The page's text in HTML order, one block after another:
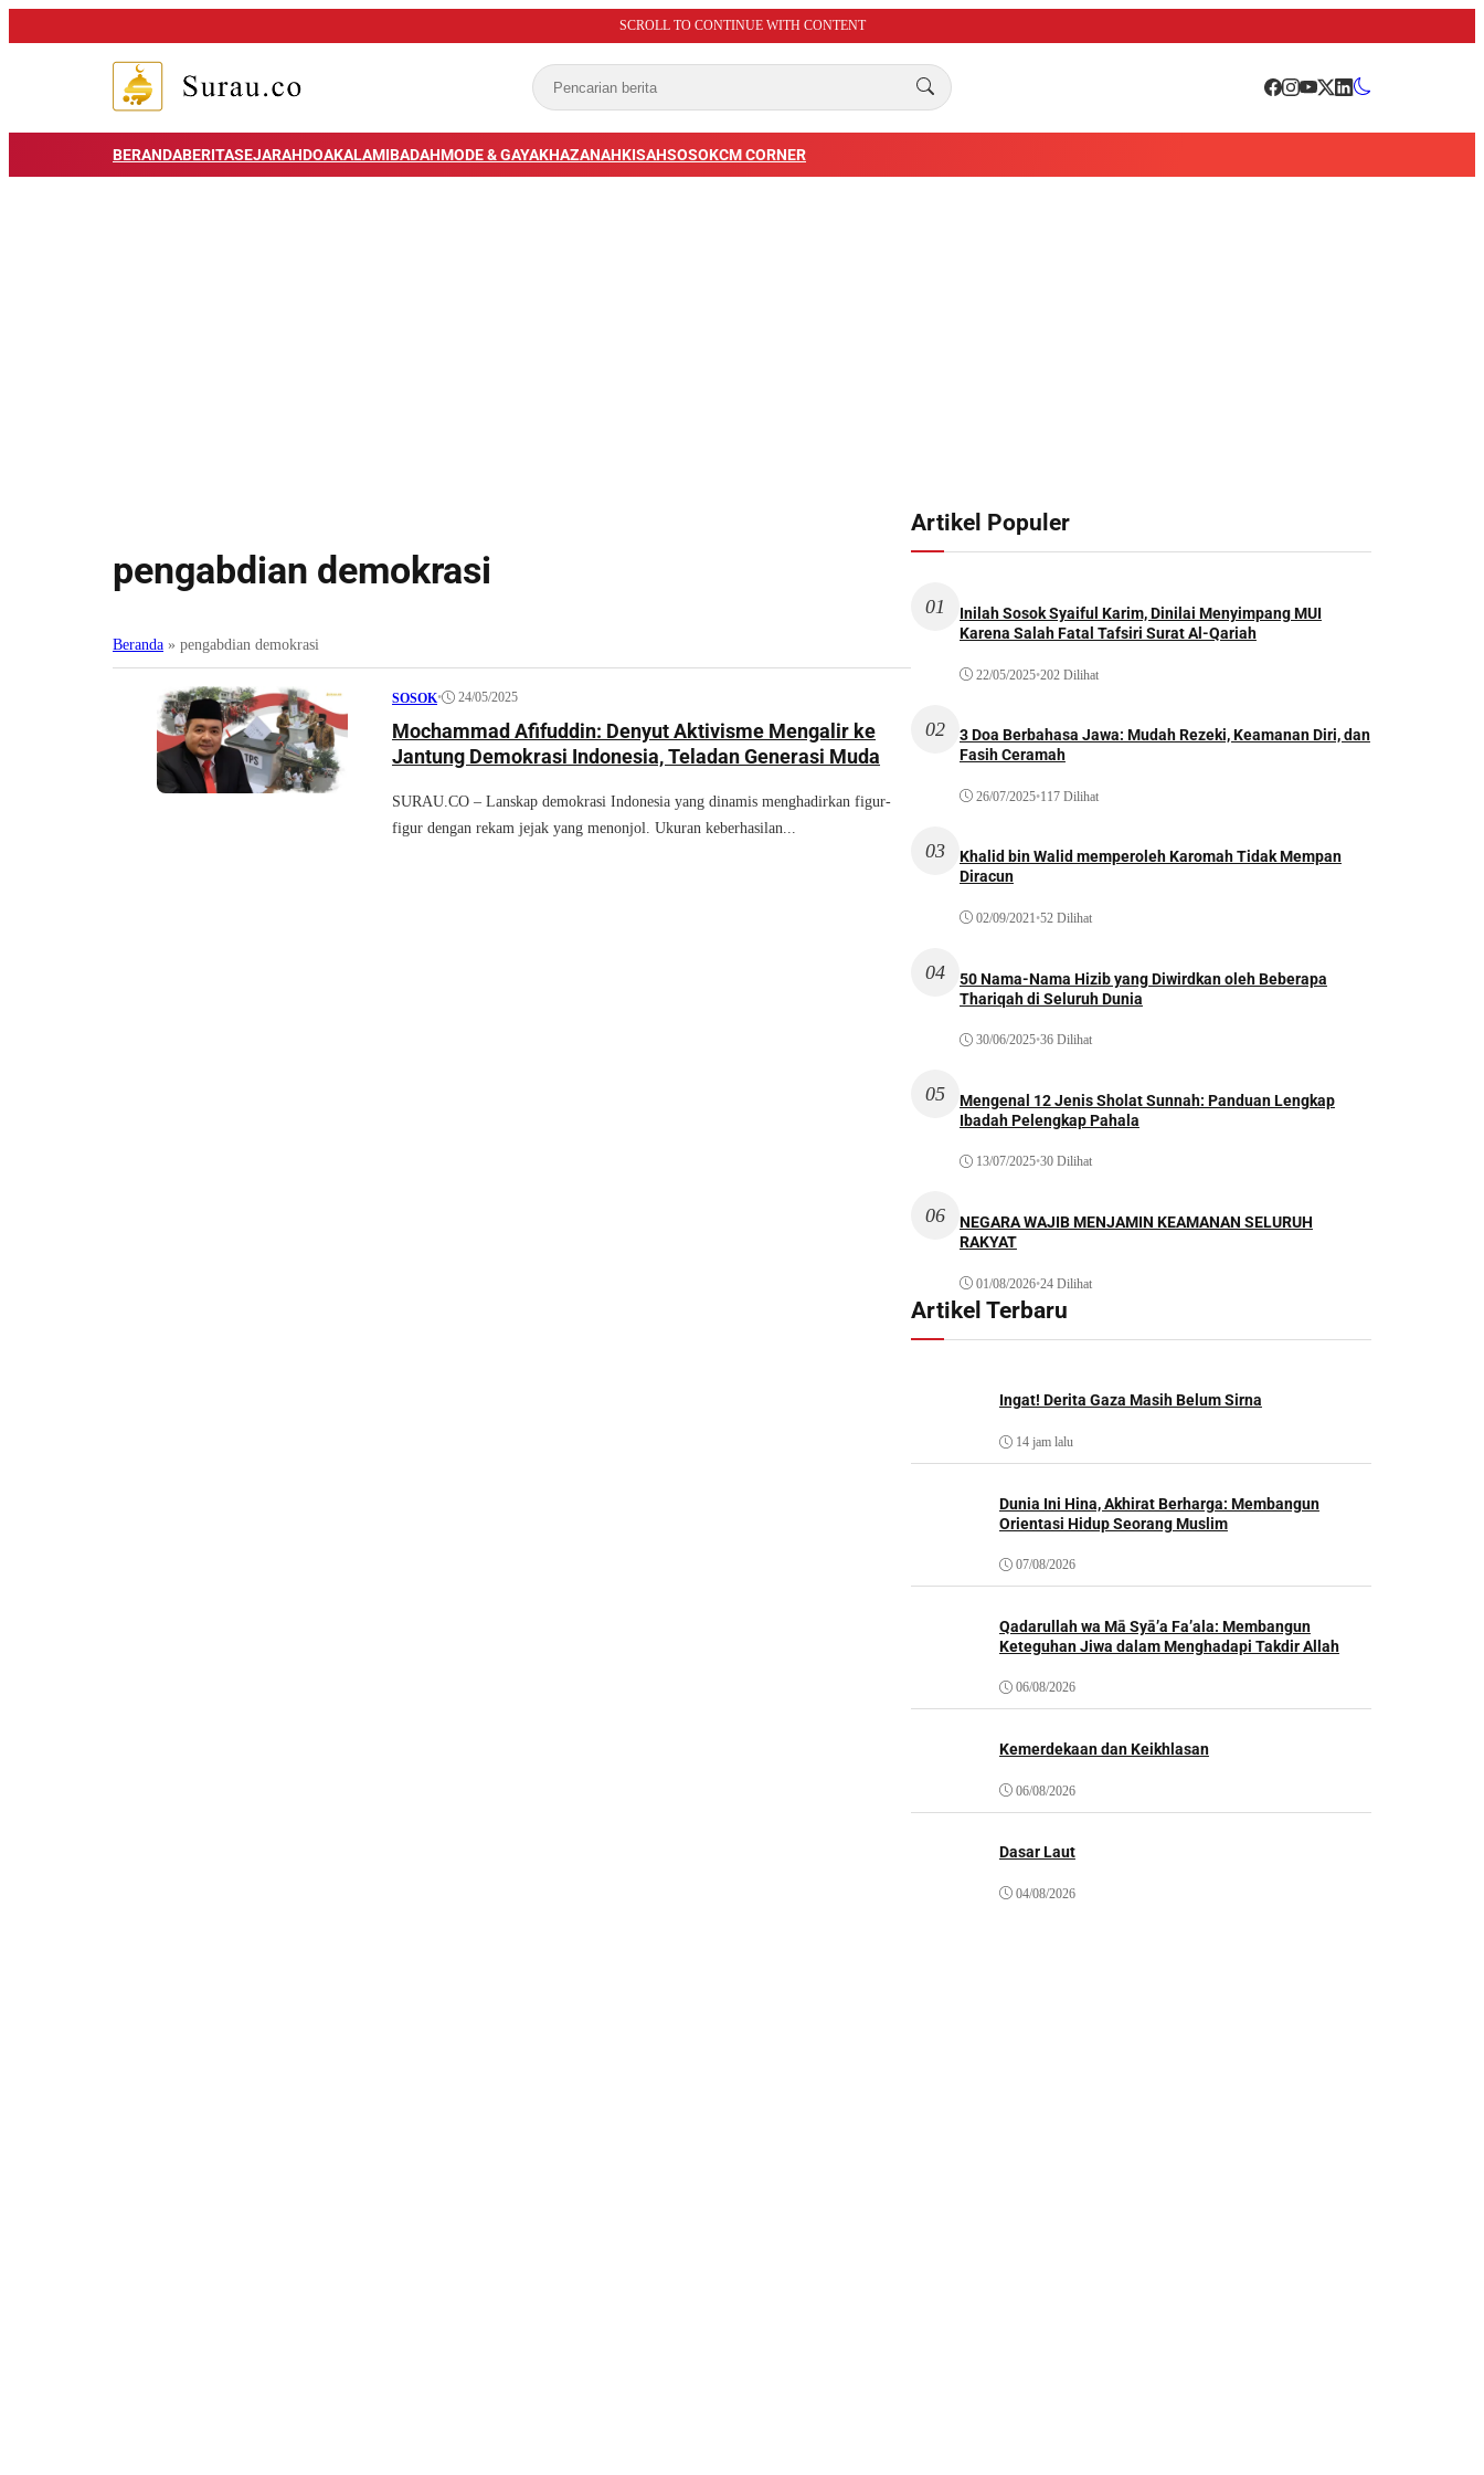
SCROLL TO CONTINUE WITH CONTENT
BERANDABERITASEJARAHDOAKALAMIBADAHMODE & GAYAKHAZANAHKISAHSOSOKCM CORNER
pengabdian demokrasi
Beranda » pengabdian demokrasi
SOSOK• 24/05/2025
Mochammad Afifuddin: Denyut Aktivisme Mengalir ke
Jantung Demokrasi Indonesia, Teladan Generasi Muda
SURAU.CO – Lanskap demokrasi Indonesia yang dinamis menghadirkan figur-
figur dengan rekam jejak yang menonjol. Ukuran keberhasilan...
Artikel Populer
01
Inilah Sosok Syaiful Karim, Dinilai Menyimpang MUI
Karena Salah Fatal Tafsiri Surat Al-Qariah
22/05/2025•202 Dilihat
02
3 Doa Berbahasa Jawa: Mudah Rezeki, Keamanan Diri, dan
Fasih Ceramah
26/07/2025•117 Dilihat
03
Khalid bin Walid memperoleh Karomah Tidak Mempan
Diracun
02/09/2021•52 Dilihat
04
50 Nama-Nama Hizib yang Diwirdkan oleh Beberapa
Thariqah di Seluruh Dunia
30/06/2025•36 Dilihat
05
Mengenal 12 Jenis Sholat Sunnah: Panduan Lengkap
Ibadah Pelengkap Pahala
13/07/2025•30 Dilihat
06
NEGARA WAJIB MENJAMIN KEAMANAN SELURUH
RAKYAT
01/08/2026•24 Dilihat
Artikel Terbaru
Ingat! Derita Gaza Masih Belum Sirna
14 jam lalu
Dunia Ini Hina, Akhirat Berharga: Membangun
Orientasi Hidup Seorang Muslim
07/08/2026
Qadarullah wa Mā Syā’a Fa’ala: Membangun
Keteguhan Jiwa dalam Menghadapi Takdir Allah
06/08/2026
Kemerdekaan dan Keikhlasan
06/08/2026
Dasar Laut
04/08/2026